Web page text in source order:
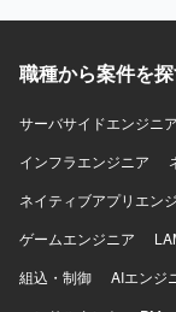
職種から案件を
サーバサイドエンジニア
インフラエンジニア
ネイティブアプリエン
ゲームエンジニア
組込・制御
AIエンジ